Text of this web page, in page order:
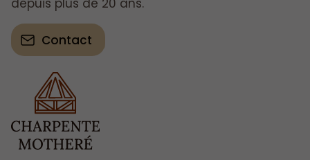
depuis plus de 20 ans.
Contact